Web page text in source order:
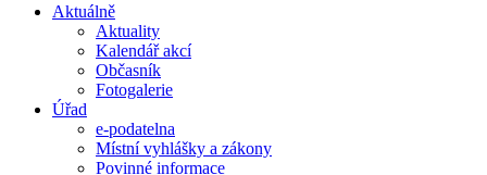
Aktuálně
Aktuality
Kalendář akcí
Občasník
Fotogalerie
Úřad
e-podatelna
Místní vyhlášky a zákony
Povinné informace